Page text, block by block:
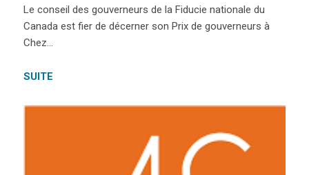
Le conseil des gouverneurs de la Fiducie nationale du
Canada est fier de décerner son Prix de gouverneurs à
Chez…
SUITE